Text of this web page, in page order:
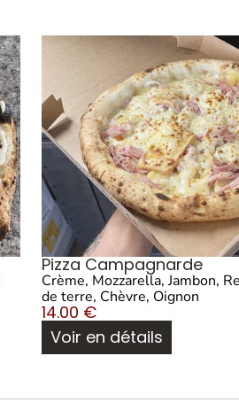
Pizza Campagnarde
Crème, Mozzarella, Jambon,
de terre, Chèvre, Oignon
14.00 €
Voir en détails